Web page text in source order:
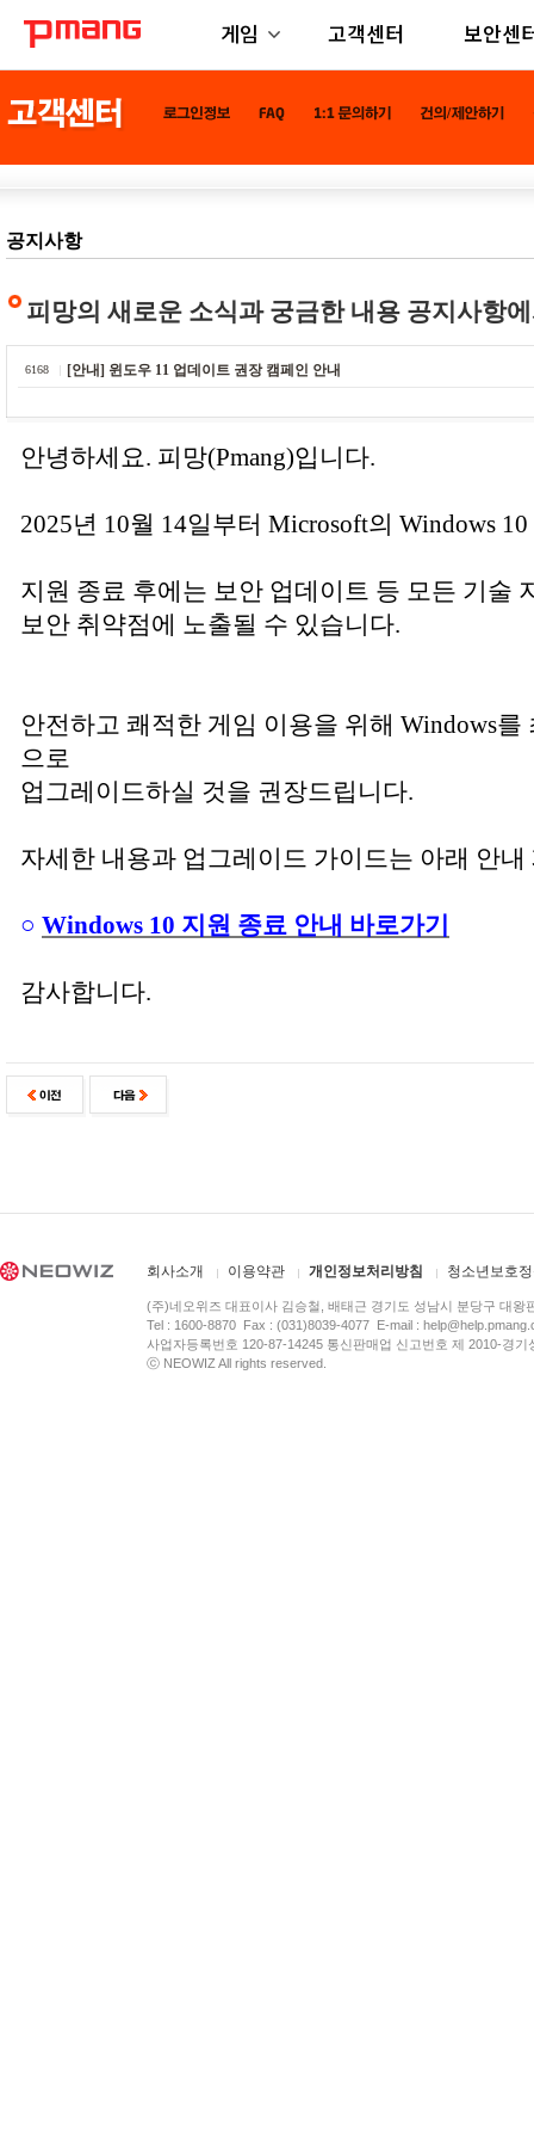
게임 고객센터 보안센
공지사항
피망의 새로운 소식과 궁금한 내용 공지사항
6168 [안내] 윈도우 11 업데이트 권장 캠페인 안내
안녕하세요. 피망(Pmang)입니다.
2025년 10월 14일부터 Microsoft의 Windows
지원 종료 후에는 보안 업데이트 등 모든 기술
보안 취약점에 노출될 수 있습니다.
안전하고 쾌적한 게임 이용을 위해 Windows를
으로
업그레이드하실 것을 권장드립니다.
자세한 내용과 업그레이드 가이드는 아래 안
○ Windows 10 지원 종료 안내 바로가기
감사합니다.
회사소개 이용약관 개인정보처리방침 청소년보호
(주)네오위즈 대표이사 김승철, 배태근 경기도 성남시 분당구 대왕
Tel : 1600-8870 Fax : (031)8039-4077 E-mail :
사업자등록번호 120-87-14245 통신판매업 신고번호 제 2010-경
ⓒ NEOWIZ All rights reserved.